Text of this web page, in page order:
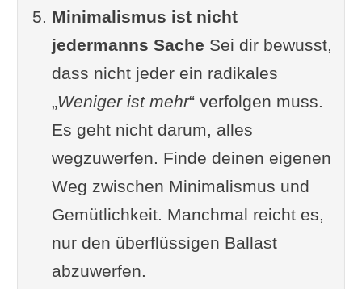
Minimalismus ist nicht
jedermanns Sache Sei dir bewusst,
dass nicht jeder ein radikales
„Weniger ist mehr“ verfolgen muss.
Es geht nicht darum, alles
wegzuwerfen. Finde deinen eigenen
Weg zwischen Minimalismus und
Gemütlichkeit. Manchmal reicht es,
nur den überflüssigen Ballast
abzuwerfen.